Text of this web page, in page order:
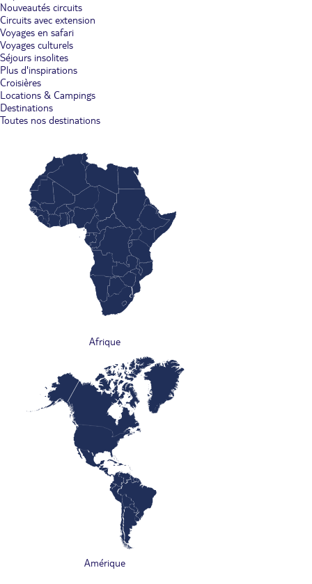
Nouveautés circuits
Circuits avec extension
Voyages en safari
Voyages culturels
Séjours insolites
Plus d'inspirations
Croisières
Locations & Campings
Destinations
Toutes nos destinations
Afrique
Amérique